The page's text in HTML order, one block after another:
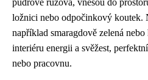
pudrově růžová, vnesou do
ložnici nebo odpočinkový koutek.
například smaragdově zelená
interiéru energii a svěžest,
nebo pracovnu.